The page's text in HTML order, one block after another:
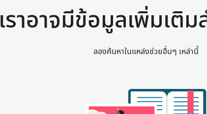
เราอาจมีข้อมูลเพิ่มเติ
ลองค้นหาในแหล่งช่วยอื่นๆ เหล่านี้